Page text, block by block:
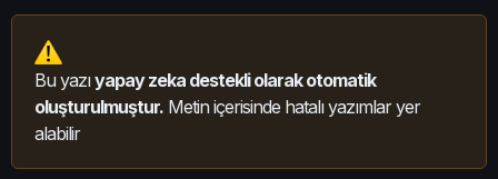
Bu yazıyapay zeka destekli olarak otomatik
oluşturulmuştur. Metin içerisinde hatalı yazımlar yer
alabilir